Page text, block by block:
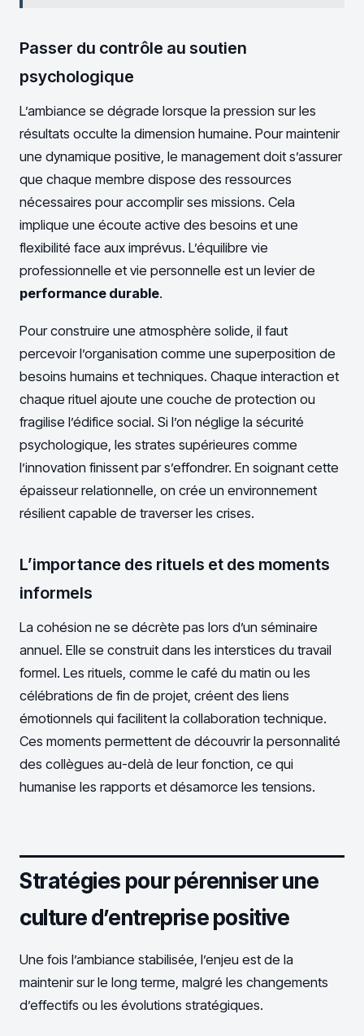
Passer du contrôle au soutien
psychologique
L’ambiance se dégrade lorsque la pression sur les
résultats occulte la dimension humaine. Pour maintenir
une dynamique positive, le management doit s’assurer
que chaque membre dispose des ressources
nécessaires pour accomplir ses missions. Cela
implique une écoute active des besoins et une
flexibilité face aux imprévus. L’équilibre vie
professionnelle et vie personnelle est un levier de
performance durable.
Pour construire une atmosphère solide, il faut
percevoir l’organisation comme une superposition de
besoins humains et techniques. Chaque interaction et
chaque rituel ajoute une couche de protection ou
fragilise l’édifice social. Si l’on néglige la sécurité
psychologique, les strates supérieures comme
l’innovation finissent par s’effondrer. En soignant cette
épaisseur relationnelle, on crée un environnement
résilient capable de traverser les crises.
L’importance des rituels et des moments
informels
La cohésion ne se décrète pas lors d’un séminaire
annuel. Elle se construit dans les interstices du travail
formel. Les rituels, comme le café du matin ou les
célébrations de fin de projet, créent des liens
émotionnels qui facilitent la collaboration technique.
Ces moments permettent de découvrir la personnalité
des collègues au-delà de leur fonction, ce qui
humanise les rapports et désamorce les tensions.
Stratégies pour pérenniser une
culture d’entreprise positive
Une fois l’ambiance stabilisée, l’enjeu est de la
maintenir sur le long terme, malgré les changements
d’effectifs ou les évolutions stratégiques.